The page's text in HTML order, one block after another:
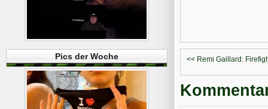
<< Remi Gaillard:
Pics der Woche